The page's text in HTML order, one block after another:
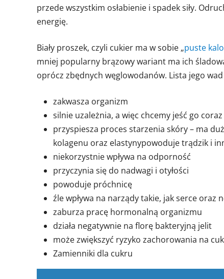
przede wszystkim osłabienie i spadek siły.
energię.
Biały proszek, czyli cukier ma w sobie „puste
mniej popularny brązowy wariant ma ich
oprócz zbędnych węglowodanów. Lista jego
zakwasza organizm
silnie uzależnia, a więc chcemy jeść go
przyspiesza proces starzenia skóry – ma
kolagenu oraz elastynypowoduje trądzik i
niekorzystnie wpływa na odporność
przyczynia się do nadwagi i otyłości
powoduje próchnicę
źle wpływa na narządy takie, jak serce oraz
zaburza pracę hormonalną organizmu
działa negatywnie na florę bakteryjną jelit
może zwiększyć ryzyko zachorowania na
Zamienniki dla cukru